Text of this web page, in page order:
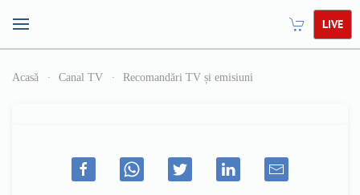
LIVE
Acasă Canal TV Recomandări TV și emisiuni